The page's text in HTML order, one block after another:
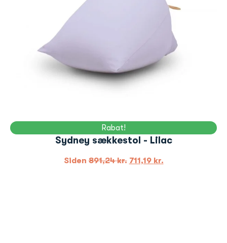
Rabat!
Sydney sækkestol - Lilac
Siden891,24kr. 711,19 kr.